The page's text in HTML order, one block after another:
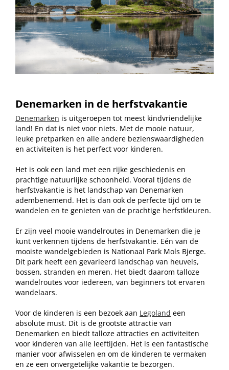
Denemarken in de herfstvakantie
Denemarken is uitgeroepen tot meest kindvriendelijke
land! En dat is niet voor niets. Met de mooie natuur,
leuke pretparken en alle andere bezienswaardigheden
en activiteiten is het perfect voor kinderen.
Het is ook een land met een rijke geschiedenis en
prachtige natuurlijke schoonheid. Vooral tijdens de
herfstvakantie is het landschap van Denemarken
adembenemend. Het is dan ook de perfecte tijd om te
wandelen en te genieten van de prachtige herfstkleuren.
Er zijn veel mooie wandelroutes in Denemarken die je
kunt verkennen tijdens de herfstvakantie. Eén van de
mooiste wandelgebieden is Nationaal Park Mols Bjerge.
Dit park heeft een gevarieerd landschap van heuvels,
bossen, stranden en meren. Het biedt daarom talloze
wandelroutes voor iedereen, van beginners tot ervaren
wandelaars.
Voor de kinderen is een bezoek aan Legoland een
absolute must. Dit is de grootste attractie van
Denemarken en biedt talloze attracties en activiteiten
voor kinderen van alle leeftijden. Het is een fantastische
manier voor afwisselen en om de kinderen te vermaken
en ze een onvergetelijke vakantie te bezorgen.